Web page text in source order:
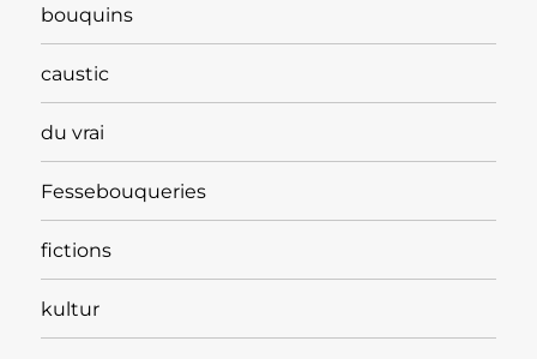
bouquins
caustic
du vrai
Fessebouqueries
fictions
kultur